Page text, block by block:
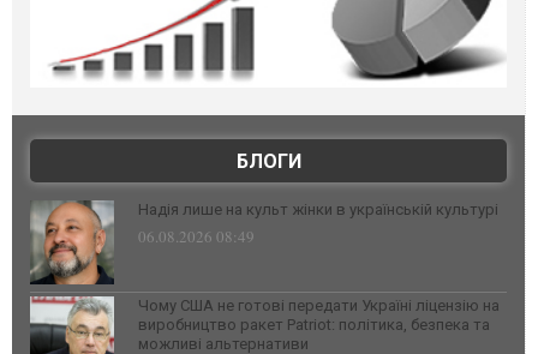
БЛОГИ
Надія лише на культ жінки в українській культурі
06.08.2026 08:49
Чому США не готові передати Україні ліцензію на
виробництво ракет Patriot: політика, безпека та
можливі альтернативи